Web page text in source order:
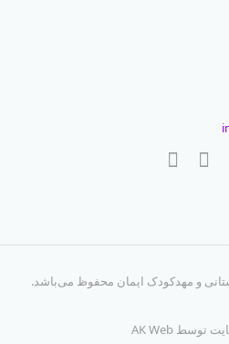
و مهدکودک ایمان محفوظ می‌باشد.
توسطAK Web